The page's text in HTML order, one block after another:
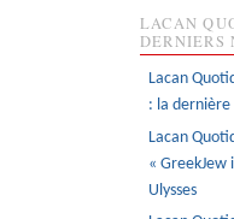
LACAN
DERNIERS
Lacan
: la dernière
Lacan
« GreekJew
Ulysses